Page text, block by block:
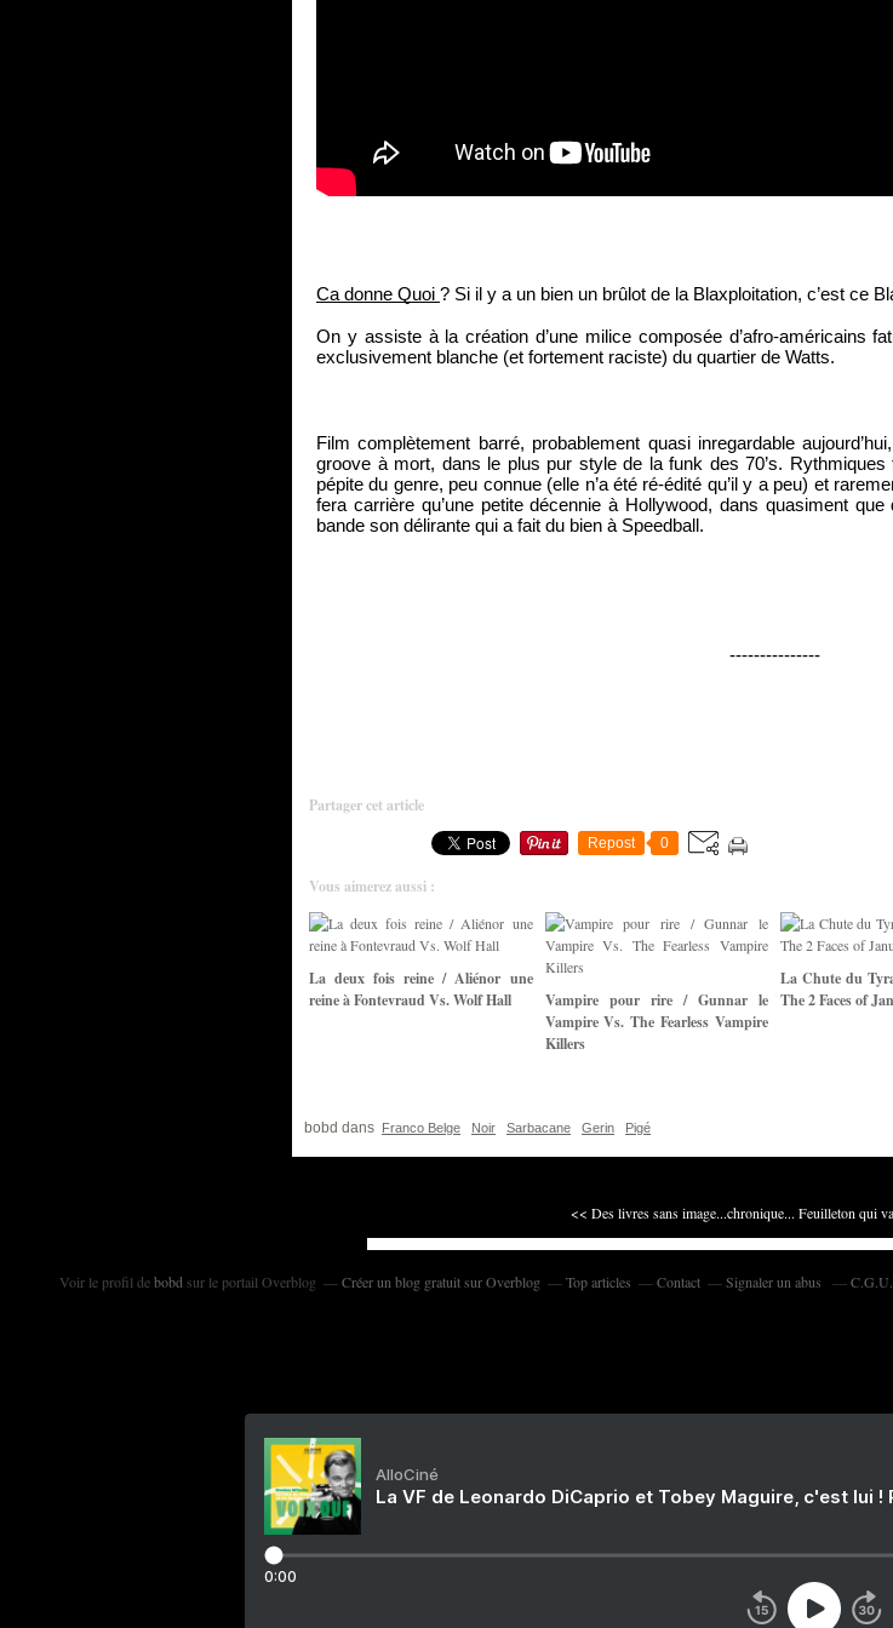
Ca donne Quoi ? Si il y a un bien un brûlot de la Blaxploitation, c’est ce
On y assiste à la création d’une milice composée d’afro-américains
exclusivement blanche (et fortement raciste) du quartier de Watts.
Film complètement barré, probablement quasi inregardable
groove à mort, dans le plus pur style de la funk des 70’s.
pépite du genre, peu connue (elle n’a été ré-édité qu’il y a peu) et
fera carrière qu’une petite décennie à Hollywood, dans quasiment
bande son délirante qui a fait du bien à Speedball.
---------------
Partager cet article
Repost 0
Vous aimerez aussi :
La deux fois reine / Aliénor une
reine à Fontevraud Vs. Wolf Hall
Vampire pour rire / Gunnar le
Vampire Vs. The Fearless Vampire
Killers
La Chute du
The 2 Faces of
bobd dans Franco Belge Noir Sarbacane Gerin Pigé
<< Des livres sans image...chronique... Feuilleton qui
Voir le profil debobdsur le portail Overblog Créer un blog gratuit sur Overblog Top articles Contact Signaler un abus C.G.U.
AlloCiné
La VF de Leonardo DiCaprio et Tobey Maguire, c'est lui
0:00